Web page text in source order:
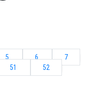
5 6
7
51 52